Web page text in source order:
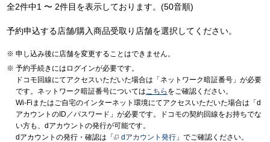
全2件中1 〜 2件目を表示しております。(50音順)
予約申込する店舗/購入商品受取り店舗を選択してください。
申し込み後に店舗を変更することはできません。
予約手続きにはログインが必要です。
ドコモ回線にてアクセスいただいた場合は「ネットワーク暗証番号」が必要
です。ネットワーク暗証番号についてはこちら をご確認ください。
Wi-Fiまたはご自宅のインターネット環境にてアクセスいただいた場合は「d
アカウントのID／パスワード」が必要です。ドコモの契約回線をお持ちでな
い方も、dアカウントの発行が可能です。
dアカウントの発行・確認は「
dアカウント発行 」でご確認ください。